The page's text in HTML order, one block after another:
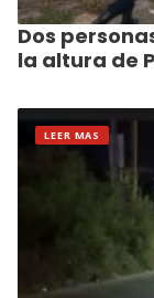
Dos
la altura de
LEER MAS